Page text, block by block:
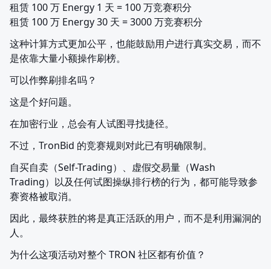
租赁 100 万 Energy 1 天 = 100 万竞赛积分
租赁 100 万 Energy 30 天 = 3000 万竞赛积分
这种计算方式更加公平，也能鼓励用户进行真实交易，而不
是依靠大量小额操作刷榜。
可以作弊刷排名吗？
这是个好问题。
在加密行业，总会有人试图寻找捷径。
不过，TronBid 的竞赛规则对此已有明确限制。
自买自卖（Self-Trading）、虚假交易量（Wash
Trading）以及任何试图操纵排行榜的行为，都可能导致参
赛资格被取消。
因此，最终获胜的将是真正活跃的用户，而不是利用漏洞的
人。
为什么这项活动对整个 TRON 社区都有价值？